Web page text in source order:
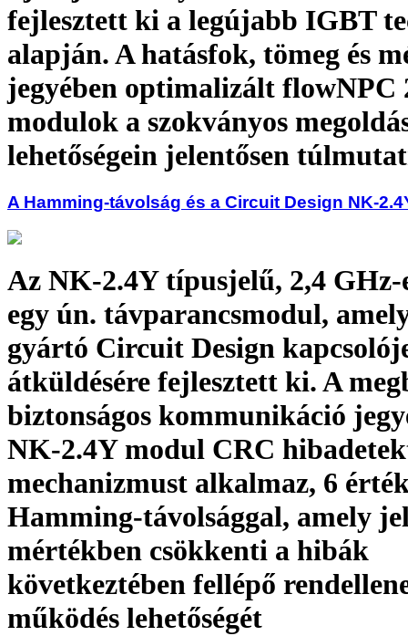
fejlesztett ki a legújabb IGBT
alapján. A hatásfok, tömeg és
jegyében optimalizált flowNPC
modulok a szokványos
lehetőségein jelentősen
A Hamming-távolság és a Circuit Design NK-
Az NK-2.4Y típusjelű, 2,4 GHz-
egy ún. távparancsmodul,
gyártó Circuit Design
átküldésére fejlesztett ki. A
biztonságos kommunikáció
NK-2.4Y modul CRC
mechanizmust alkalmaz, 6
Hamming-távolsággal, amely
mértékben csökkenti a hibák
következtében fellépő
működés lehetőségét